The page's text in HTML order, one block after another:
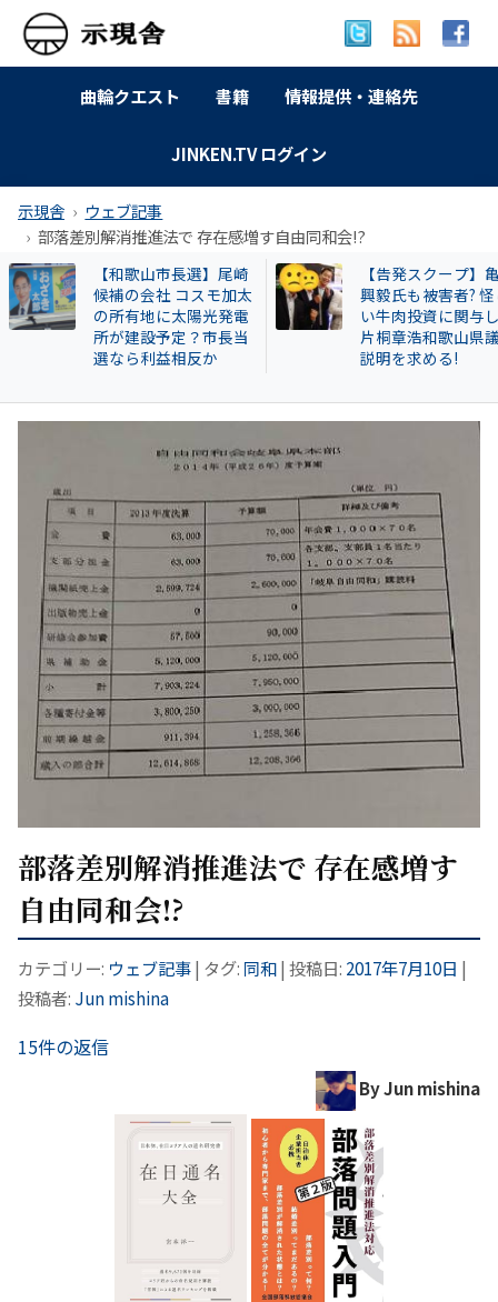
曲輪クエスト 書籍 情報提供・連絡先
JINKEN.TV ログイン
示現舎
ウェブ記事
部落差別解消推進法で 存在感増す自由同和会!?
【告発スクープ】亀田
興毅氏も被害者? 怪し
い牛肉投資に関与した
片桐章浩和歌山県議に
説明を求める!
【岐南町】セクハ
動その後 議員全員
〝謎ルール〟導入
会は混乱！現町長
撃すると…
部落差別解消推進法で 存在感増す
自由同和会!?
カテゴリー: ウェブ記事| タグ: 同和| 投稿日: 2017年7月10日 |
投稿者: Jun mishina
15件の返信
By Jun mishina